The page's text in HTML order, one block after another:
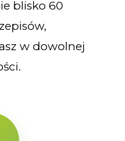
blisko 60
w dowolnej